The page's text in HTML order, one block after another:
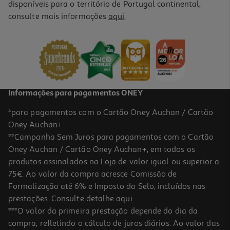
Fermento Royal Padeiro 27.5g
3.5
Fermento Schar Sem Glúten 2x10g
64.5 €/Kg
disponíveis para o território de Portugal continental,
consulte mais informações aqui.
Informações para pagamentos ONEY
*para pagamentos com o Cartão Oney Auchan / Cartão
Oney Auchan+.
**Campanha Sem Juros para pagamentos com o Cartão
Oney Auchan / Cartão Oney Auchan+, em todos os
produtos assinalados na Loja de valor igual ou superior a
75€. Ao valor da compra acresce Comissão de
Formalização até 6% e Imposto do Selo, incluídos nas
prestações. Consulte detalhe aqui.
***O valor da primeira prestação depende do dia da
compra, refletindo o cálculo de juros diários. Ao valor das